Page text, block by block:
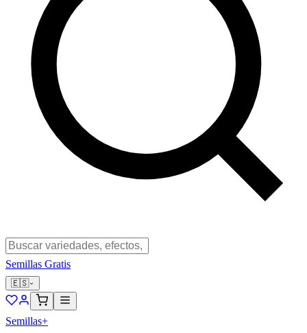
Semillas Gratis
🇪🇸
Semillas+